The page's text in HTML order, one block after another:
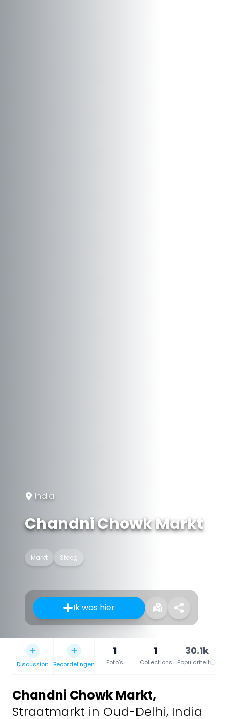
India
Chandni Chowk Markt
Markt Steeg
Ik was hier
Discussion Beoordelingen
1
Foto's
1
Collections
30.1k
Populariteit
Chandni Chowk Markt,
Straatmarkt in Oud-Delhi, India